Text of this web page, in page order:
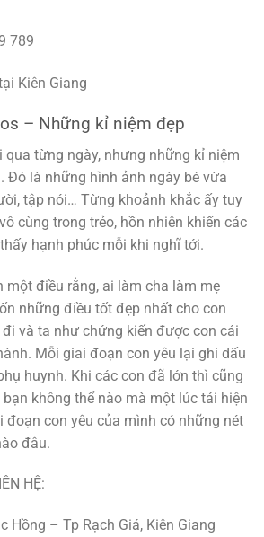
789
– Những kỉ niệm đẹp
từng ngày, nhưng những kỉ niệm
Đó là những hình ảnh ngày bé vừa
tập nói… Từng khoảnh khắc ấy tuy
cùng trong trẻo, hồn nhiên khiến các
hạnh phúc mỗi khi nghĩ tới.
một điều rằng, ai làm cha làm mẹ
những điều tốt đẹp nhất cho con
và ta như chứng kiến được con cái
Mỗi giai đoạn con yêu lại ghi dấu
huynh. Khi các con đã lớn thì cũng
không thể nào mà một lúc tái hiện
con yêu của mình có những nét
đâu.
HỆ:
Hồng – Tp Rạch Giá, Kiên Giang